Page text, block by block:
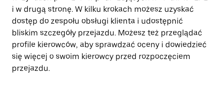
i w drugą stronę. W kilku krokach możesz uzyskać
dostęp do zespołu obsługi klienta i udostępnić
bliskim szczegóły przejazdu. Możesz też przeglądać
profile kierowców, aby sprawdzać oceny i dowiedzieć
się więcej o swoim kierowcy przed rozpoczęciem
przejazdu.